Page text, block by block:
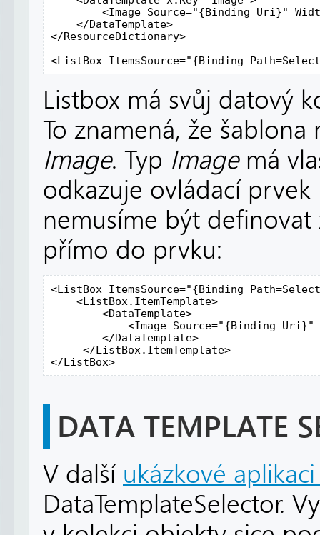
<Image Source="{Binding Uri}"
    </DataTemplate>
</ResourceDictionary>
<ListBox ItemsSource="{Binding
Listbox má svůj datový
To znamená, že
Image. Typ Imagemá
odkazuje ovládací prvek
nemusíme být
přímo do prvku:
<ListBox ItemsSource="{Binding
    <ListBox.ItemTemplate>
        <DataTemplate>
<Image Source="{Binding Uri}"
        </DataTemplate>
     </ListBox.ItemTemplate>
</ListBox>
DATA TEMPLATE
V další ukázkové
DataTemplateSelector.